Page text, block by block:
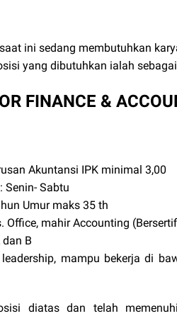
saat ini sedang membutuhkan
yang dibutuhkan ialah
FINANCE &
Akuntansi IPK minimal 3,00
Senin- Sabtu
Umur maks 35 th
Office, mahir Accounting
B
mampu bekerja di
diatas dan telah